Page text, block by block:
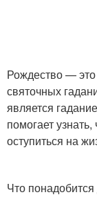
Рождество —
святочных
является
помогает
оступиться на
Что